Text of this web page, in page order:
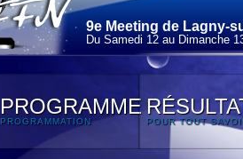
9e Meeting de Lagny-
Du Samedi 12 au Dimanche
PROGRAMME
PROGRAMMATION POUR TOUT